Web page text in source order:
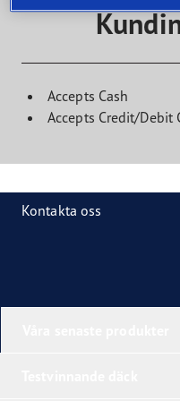
Accepts Cash
Accepts Credit/Debit
Kontakta oss